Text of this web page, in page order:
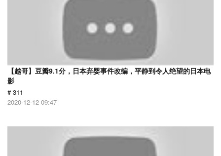
【越哥】豆瓣9.1分，日本弃婴事件改编，平静到令人绝望的日本电
影
# 311
2020-12-12 09:47